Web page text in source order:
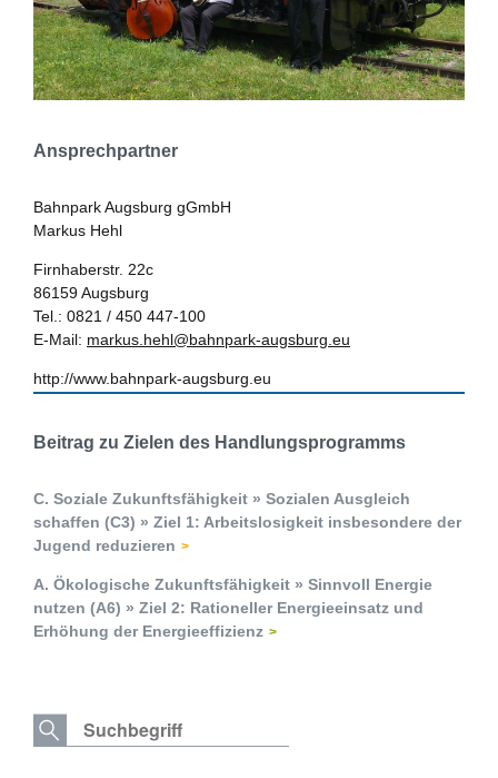
Ansprechpartner
Bahnpark Augsburg gGmbH
Markus Hehl
Firnhaberstr. 22c
86159 Augsburg
Tel.: 0821 / 450 447-100
E-Mail: markus.hehl@bahnpark-augsburg.eu
http://www.bahnpark-augsburg.eu
Beitrag zu Zielen des Handlungsprogramms
C. Soziale Zukunftsfähigkeit » Sozialen Ausgleich
schaffen (C3) » Ziel 1: Arbeitslosigkeit insbesondere der
Jugend reduzieren
A. Ökologische Zukunftsfähigkeit » Sinnvoll Energie
nutzen (A6) » Ziel 2: Rationeller Energieeinsatz und
Erhöhung der Energieeffizienz